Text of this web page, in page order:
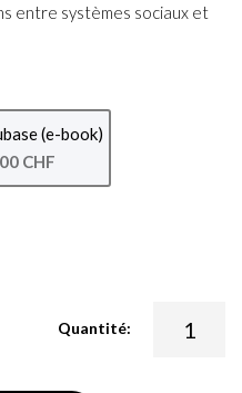
entre systèmes sociaux et
(e-book)
CHF
Quantité: